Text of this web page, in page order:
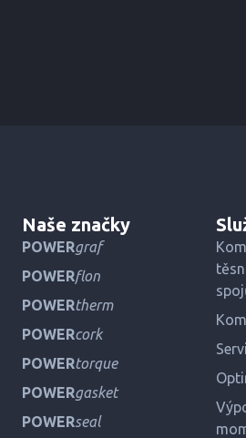
Naše značky
POWERgraf
POWERflon
POWERtherm
POWERcork
POWERtorque
POWERgasket
POWERseal